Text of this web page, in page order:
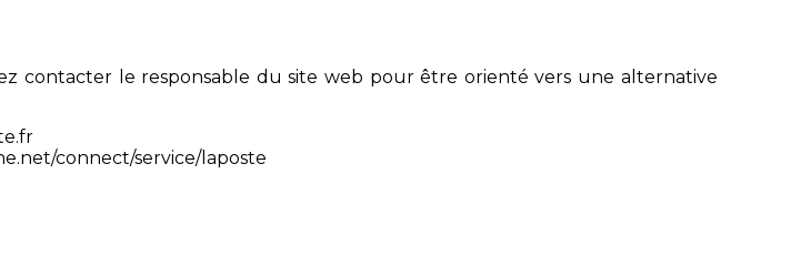
contacter le responsable du site web pour être orienté vers une alternative
connect/service/laposte